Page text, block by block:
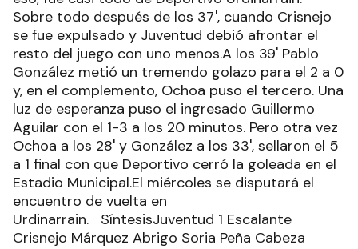
Sobre todo después de los 37', cuando Crisnejo
se fue expulsado y Juventud debió afrontar el
resto del juego con uno menos.A los 39' Pablo
González metió un tremendo golazo para el 2 a 0
y, en el complemento, Ochoa puso el tercero. Una
luz de esperanza puso el ingresado Guillermo
Aguilar con el 1-3 a los 20 minutos. Pero otra vez
Ochoa a los 28' y González a los 33', sellaron el 5
a 1 final con que Deportivo cerró la goleada en el
Estadio Municipal.El miércoles se disputará el
encuentro de vuelta en
Urdinarrain. SíntesisJuventud 1 Escalante
Crisnejo Márquez Abrigo Soria Peña Cabeza